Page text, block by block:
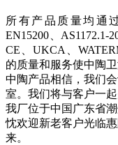
所有产品质量均通过
EN15200、AS1172.1-
CE、UKCA、
的质量和服务使中陶
中陶产品相信，我们
室。我们将与客户一
我厂位于中国广东省
忱欢迎新老客户光临
来。